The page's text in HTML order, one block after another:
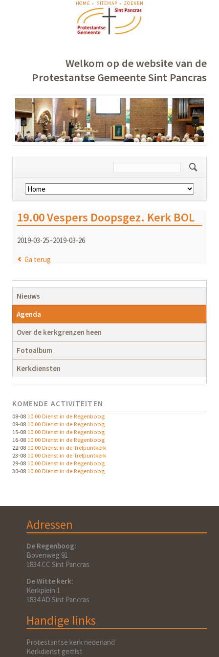
NAVIGATIE
OVERSLAAN
HOME SITEMAP ZOEKEN
Welkom op de website van de
Protestantse Gemeente Sint Pancras
Navigatie
overslaan
19.00 Vespers Doopsgez. Kerk BOL
2019-03-25–2019-03-26
Ga terug
Navigatie
overslaan
Nieuws
Agenda
Over de kerkgrenzen heen
Fotoalbum
Kerkdiensten
KOMENDE ACTIVITEITEN
08-08 10.00 Dienst in de Regenboog
09-08 10.00 Dienst in de Regenboog
15-08 10.00 Dienst in de Regenboog
16-08 10.00 Dienst in de Regenboog
22-08 10.00 Dienst in de Trefpuntkerk
23-08 10.00 Dienst in de Trefpuntkerk
29-08 10.00 Dienst in de Regenboog
30-08 10.00 Dienst in de Regenboog
Adressen
De Regenboog:
Bovenweg 91
1834 CC Sint Pancras
De Witte kerk:
Kerkplein 1
1834 AD Sint Pancras
Handige links
Protestantse kerk nederland
Kerkdienst gemist